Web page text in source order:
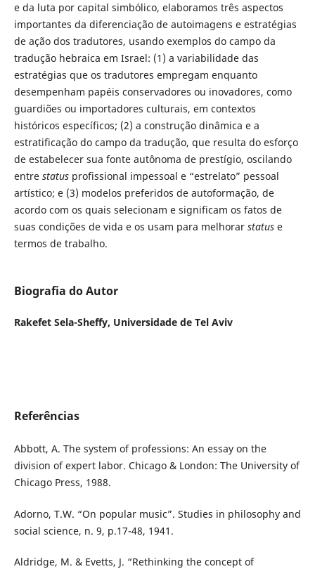
e da luta por capital simbólico, elaboramos três aspectos
importantes da diferenciação de autoimagens e estratégias
de ação dos tradutores, usando exemplos do campo da
tradução hebraica em Israel: (1) a variabilidade das
estratégias que os tradutores empregam enquanto
desempenham papéis conservadores ou inovadores, como
guardiões ou importadores culturais, em contextos
históricos específicos; (2) a construção dinâmica e a
estratificação do campo da tradução, que resulta do esforço
de estabelecer sua fonte autônoma de prestígio, oscilando
entre statusprofissional impessoal e “estrelato” pessoal
artístico; e (3) modelos preferidos de autoformação, de
acordo com os quais selecionam e significam os fatos de
suas condições de vida e os usam para melhorar statuse
termos de trabalho.
Biografia do Autor
Rakefet Sela-Sheffy, Universidade de Tel Aviv
Referências
Abbott, A. The system of professions: An essay on the
division of expert labor. Chicago & London: The University of
Chicago Press, 1988.
Adorno, T.W. “On popular music”. Studies in philosophy and
social science, n. 9, p.17-48, 1941.
Aldridge, M. & Evetts, J. “Rethinking the concept of